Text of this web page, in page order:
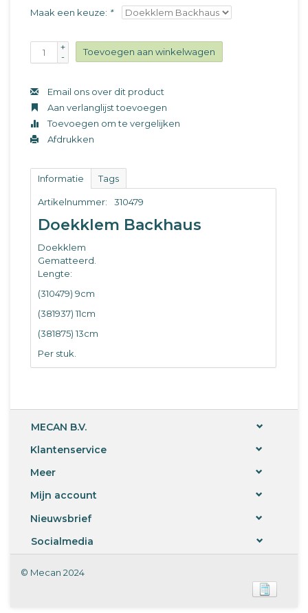
Maak een keuze: *
+
-
Toevoegen aan winkelwagen
Email ons over dit product
Aan verlanglijst toevoegen
Toevoegen om te vergelijken
Afdrukken
Informatie Tags
Artikelnummer: 310479
Doekklem Backhaus
Doekklem
Gematteerd.
Lengte:
(310479) 9cm
(381937) 11cm
(381875) 13cm
Per stuk.
MECAN B.V.
Klantenservice
Meer
Mijn account
Nieuwsbrief
Socialmedia